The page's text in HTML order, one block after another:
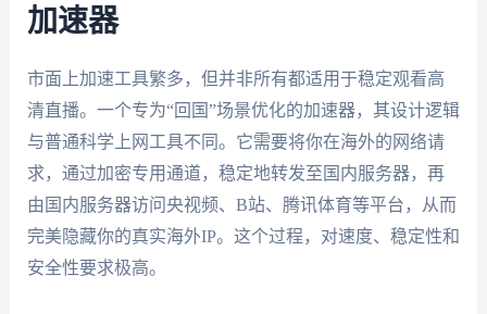
加速器
市面上加速工具繁多，但并非所有都适用于稳定观看高
清直播。一个专为“回国”场景优化的加速器，其设计逻辑
与普通科学上网工具不同。它需要将你在海外的网络请
求，通过加密专用通道，稳定地转发至国内服务器，再
由国内服务器访问央视频、B站、腾讯体育等平台，从而
完美隐藏你的真实海外IP。这个过程，对速度、稳定性和
安全性要求极高。